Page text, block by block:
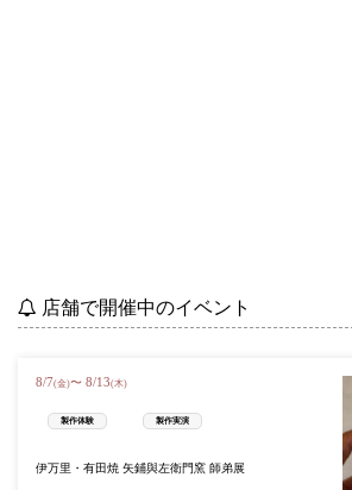
店舗で開催中のイベント
8/7(金)〜 8/13(木)
製作体験 製作実演
伊万里・有田焼 矢鋪與左衛門窯 師弟展